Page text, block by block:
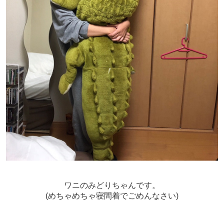
ワニのみどりちゃんです。
(めちゃめちゃ寝間着でごめんなさい)